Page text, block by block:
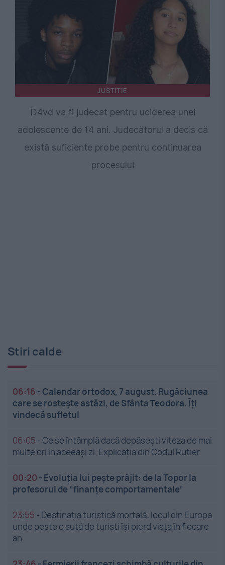
JUSTITIE
D4vd va fi judecat pentru uciderea unei
adolescente de 14 ani. Judecătorul a decis că
există suficiente probe pentru continuarea
procesului
Stiri calde
06:16 -Calendar ortodox, 7 august. Rugăciunea
care se rostește astăzi, de Sfânta Teodora. Îți
vindecă sufletul
06:05 -Ce se întâmplă dacă depășești viteza de mai
multe ori în aceeași zi. Explicația din Codul Rutier
00:20 - Evoluția lui pește prăjit: de la Topor la
profesorul de ”finanțe comportamentale”
23:55 - Destinația turistică mortală: locul din Europa
unde peste o sută de turiști își pierd viața în fiecare
an